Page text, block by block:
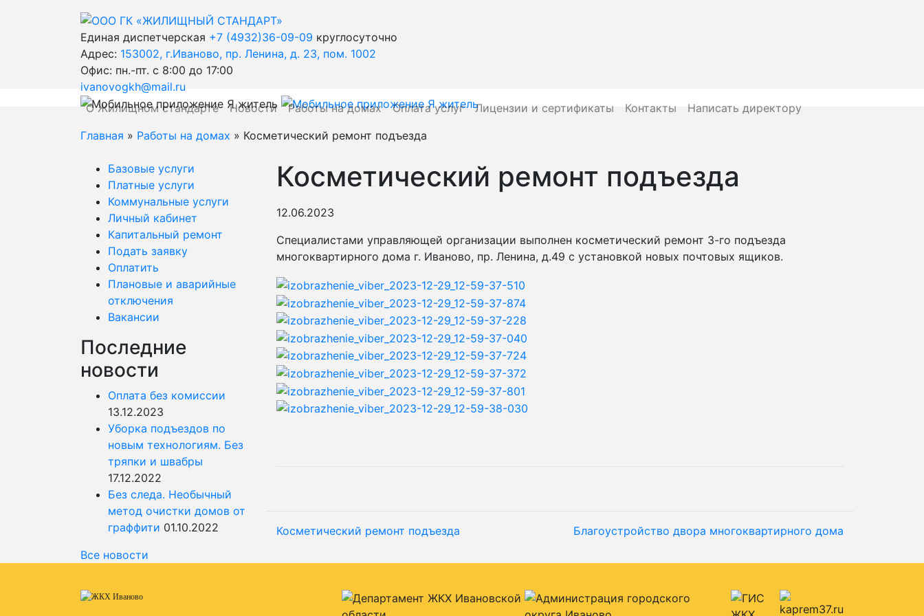
Единая диспетчерская +7 (4932)36-09-09 круглосуточно
Адрес: 153002, г.Иваново, пр. Ленина, д. 23, пом. 1002
Офис: пн.-пт. с 8:00 до 17:00
ivanovogkh@mail.ru
О Жилищном стандарте
Новости Работы на домах Оплата услуг Лицензии и сертификаты Контакты
Написать директору
Главная » Работы на домах » Косметический ремонт подъезда
Базовые услуги
Платные услуги
Коммунальные услуги
Личный кабинет
Капитальный ремонт
Подать заявку
Оплатить
Плановые и аварийные
отключения
Вакансии
Последние
новости
Оплата без комиссии
13.12.2023
Уборка подъездов по
новым технологиям. Без
тряпки и швабры
17.12.2022
Без следа. Необычный
метод очистки домов от
граффити 01.10.2022
Все новости
Косметический ремонт подъезда
12.06.2023
Специалистами управляющей организации выполнен косметический ремонт 3-го подъезда
многоквартирного дома г. Иваново, пр. Ленина, д.49 с установкой новых почтовых ящиков.
Косметический ремонт подъезда Благоустройство двора многоквартирного дома